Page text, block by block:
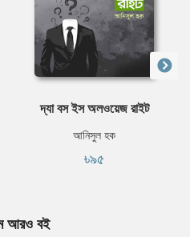
দ্যা বস ইস অলওয়েজ রাইট
আনিসুল হক
৳৯৫
আরও বই